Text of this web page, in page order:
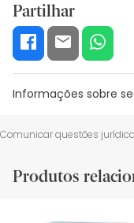
Partilhar
Informações sobre
Recursos de
De momento, não
Recomendamos
Comunicar questões
Produtos